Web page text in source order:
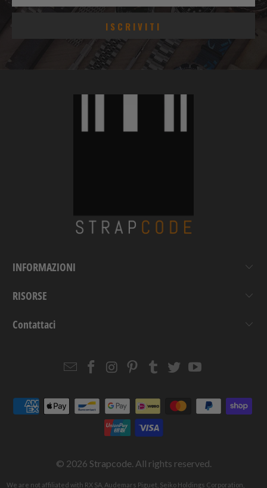
INFORMAZIONI
RISORSE
Contattaci
EmailStrapcode
Facebook
Strapcode
Instagram
Strapcode
Pinterest
Strapcode
Tumblr
Strapcode
TwitterYouTube
© 2026 Strapcode. All rights reserved.
We are not affiliated with RX SA, Audemars Piguet, Seiko Holdings Corporation,